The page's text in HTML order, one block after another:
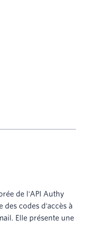
de l'API Authy
des codes d'accès à
Elle présente une